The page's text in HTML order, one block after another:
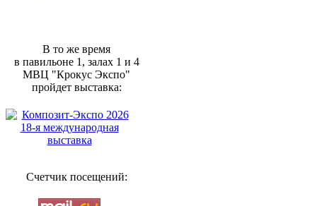
В то же время
в павильоне 1, залах 1 и 4
МВЦ "Крокус Экспо"
пройдет выставка:
Счетчик посещений: